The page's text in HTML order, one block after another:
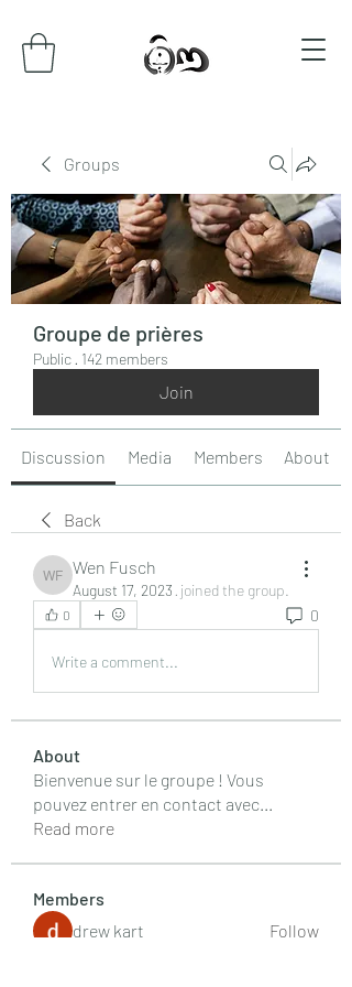
Groups
Groupe de prières
Public · 142 members
Join
Discussion Media Members About
Back
Wen Fusch
Wen Fusch
August 17, 2023 · joined the group.
0 0
Write a comment...
About
Bienvenue sur le groupe ! Vous
pouvez entrer en contact avec...
Read more
Members
drew kart
Follow